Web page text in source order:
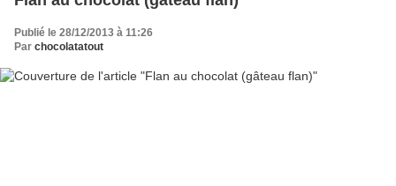
Publié le 28/12/2013 à 11:26
Par chocolatatout